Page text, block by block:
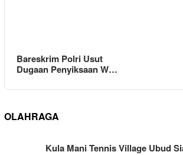
Bareskrim Polri Usut
Dugaan Penyiksaan W…
OLAHRAGA
Kula Mani Tennis Village Ubud